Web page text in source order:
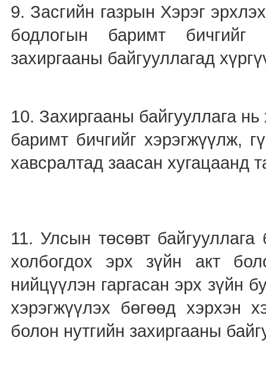
9. Засгийн газрын Хэрэг
бодлогын баримт бичгийг
захиргааны байгууллагад
10. Захиргааны байгууллага
баримт бичгийг хэрэгжүүлж,
хавсралтад заасан хугацаанд
11. Улсын төсөвт
холбогдох эрх зүйн акт
нийцүүлэн гаргасан эрх зүйн
хэрэгжүүлэх бөгөөд хэрхэн
болон нутгийн захиргааны